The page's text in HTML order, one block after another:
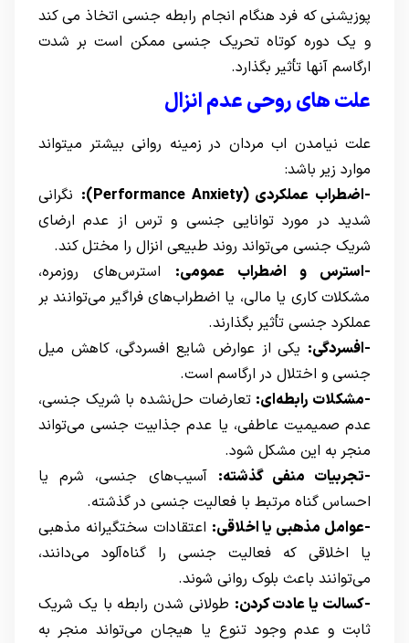
پوزیشنی که فرد هنگام انجام رابطه جنسی اتخاذ می کند
و یک دوره کوتاه تحریک جنسی ممکن است بر شدت
ارگاسم آنها تأثیر بگذارد.
علت های روحی عدم انزال
علت نیامدن اب مردان در زمینه روانی بیشتر میتواند
موارد زیر باشد:
-اضطراب عملکردی (Performance Anxiety):
نگرانی
شدید در مورد توانایی جنسی و ترس از عدم ارضای
شریک جنسی می‌تواند روند طبیعی انزال را مختل کند.
-استرس و اضطراب عمومی: استرس‌های روزمره،
مشکلات کاری یا مالی، یا اضطراب‌های فراگیر می‌توانند بر
عملکرد جنسی تأثیر بگذارند.
-افسردگی: یکی از عوارض شایع افسردگی، کاهش میل
جنسی و اختلال در ارگاسم است.
-مشکلات رابطه‌ای: تعارضات حل‌نشده با شریک جنسی،
عدم صمیمیت عاطفی، یا عدم جذابیت جنسی می‌تواند
منجر به این مشکل شود.
-تجربیات منفی گذشته: آسیب‌های جنسی، شرم یا
احساس گناه مرتبط با فعالیت جنسی در گذشته.
-عوامل مذهبی یا اخلاقی: اعتقادات سختگیرانه مذهبی
یا اخلاقی که فعالیت جنسی را گناه‌آلود می‌دانند،
می‌توانند باعث بلوک روانی شوند.
-کسالت یا عادت کردن: طولانی شدن رابطه با یک شریک
ثابت و عدم وجود تنوع یا هیجان می‌تواند منجر به